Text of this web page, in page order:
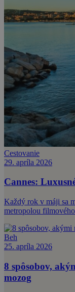
Cestovanie
29. apríla 2026
Cannes:
Každý rok v máji sa
metropolou
Beh
25. apríla 2026
8 spôsobov,
mozog